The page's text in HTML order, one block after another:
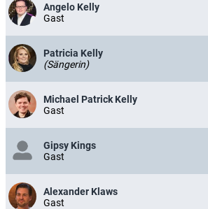
Angelo Kelly
Gast
Patricia Kelly
(Sängerin)
Michael Patrick Kelly
Gast
Gipsy Kings
Gast
Alexander Klaws
Gast